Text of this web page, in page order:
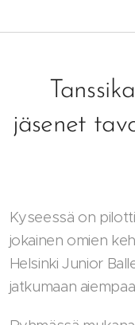
jäsenet
Kyseessä on
jokainen omien
Helsinki Junior
jatkumaan